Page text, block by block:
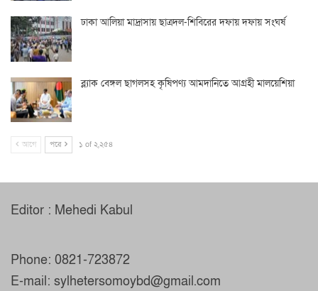
ঢাকা আলিয়া মাদ্রাসায় ছাত্রদল-শিবিরের দফায় দফায় সংঘর্ষ
ব্ল্যাক বেঙ্গল ছাগলসহ কৃষিপণ্য আমদানিতে আগ্রহী মালয়েশিয়া
আগে পরে ১ of ২,২৫৪
Editor : Mehedi Kabul
Phone: 0821-723872
E-mail: sylhetersomoybd@gmail.com